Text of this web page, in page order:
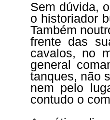
Sem dúvida,
o historiador
Também
frente das
cavalos, no
general
tanques, não
nem pelo
contudo o